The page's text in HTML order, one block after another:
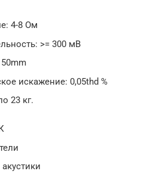
4-8 Ом
>= 300 мВ
искажение: 0,05thd %
23 кг.